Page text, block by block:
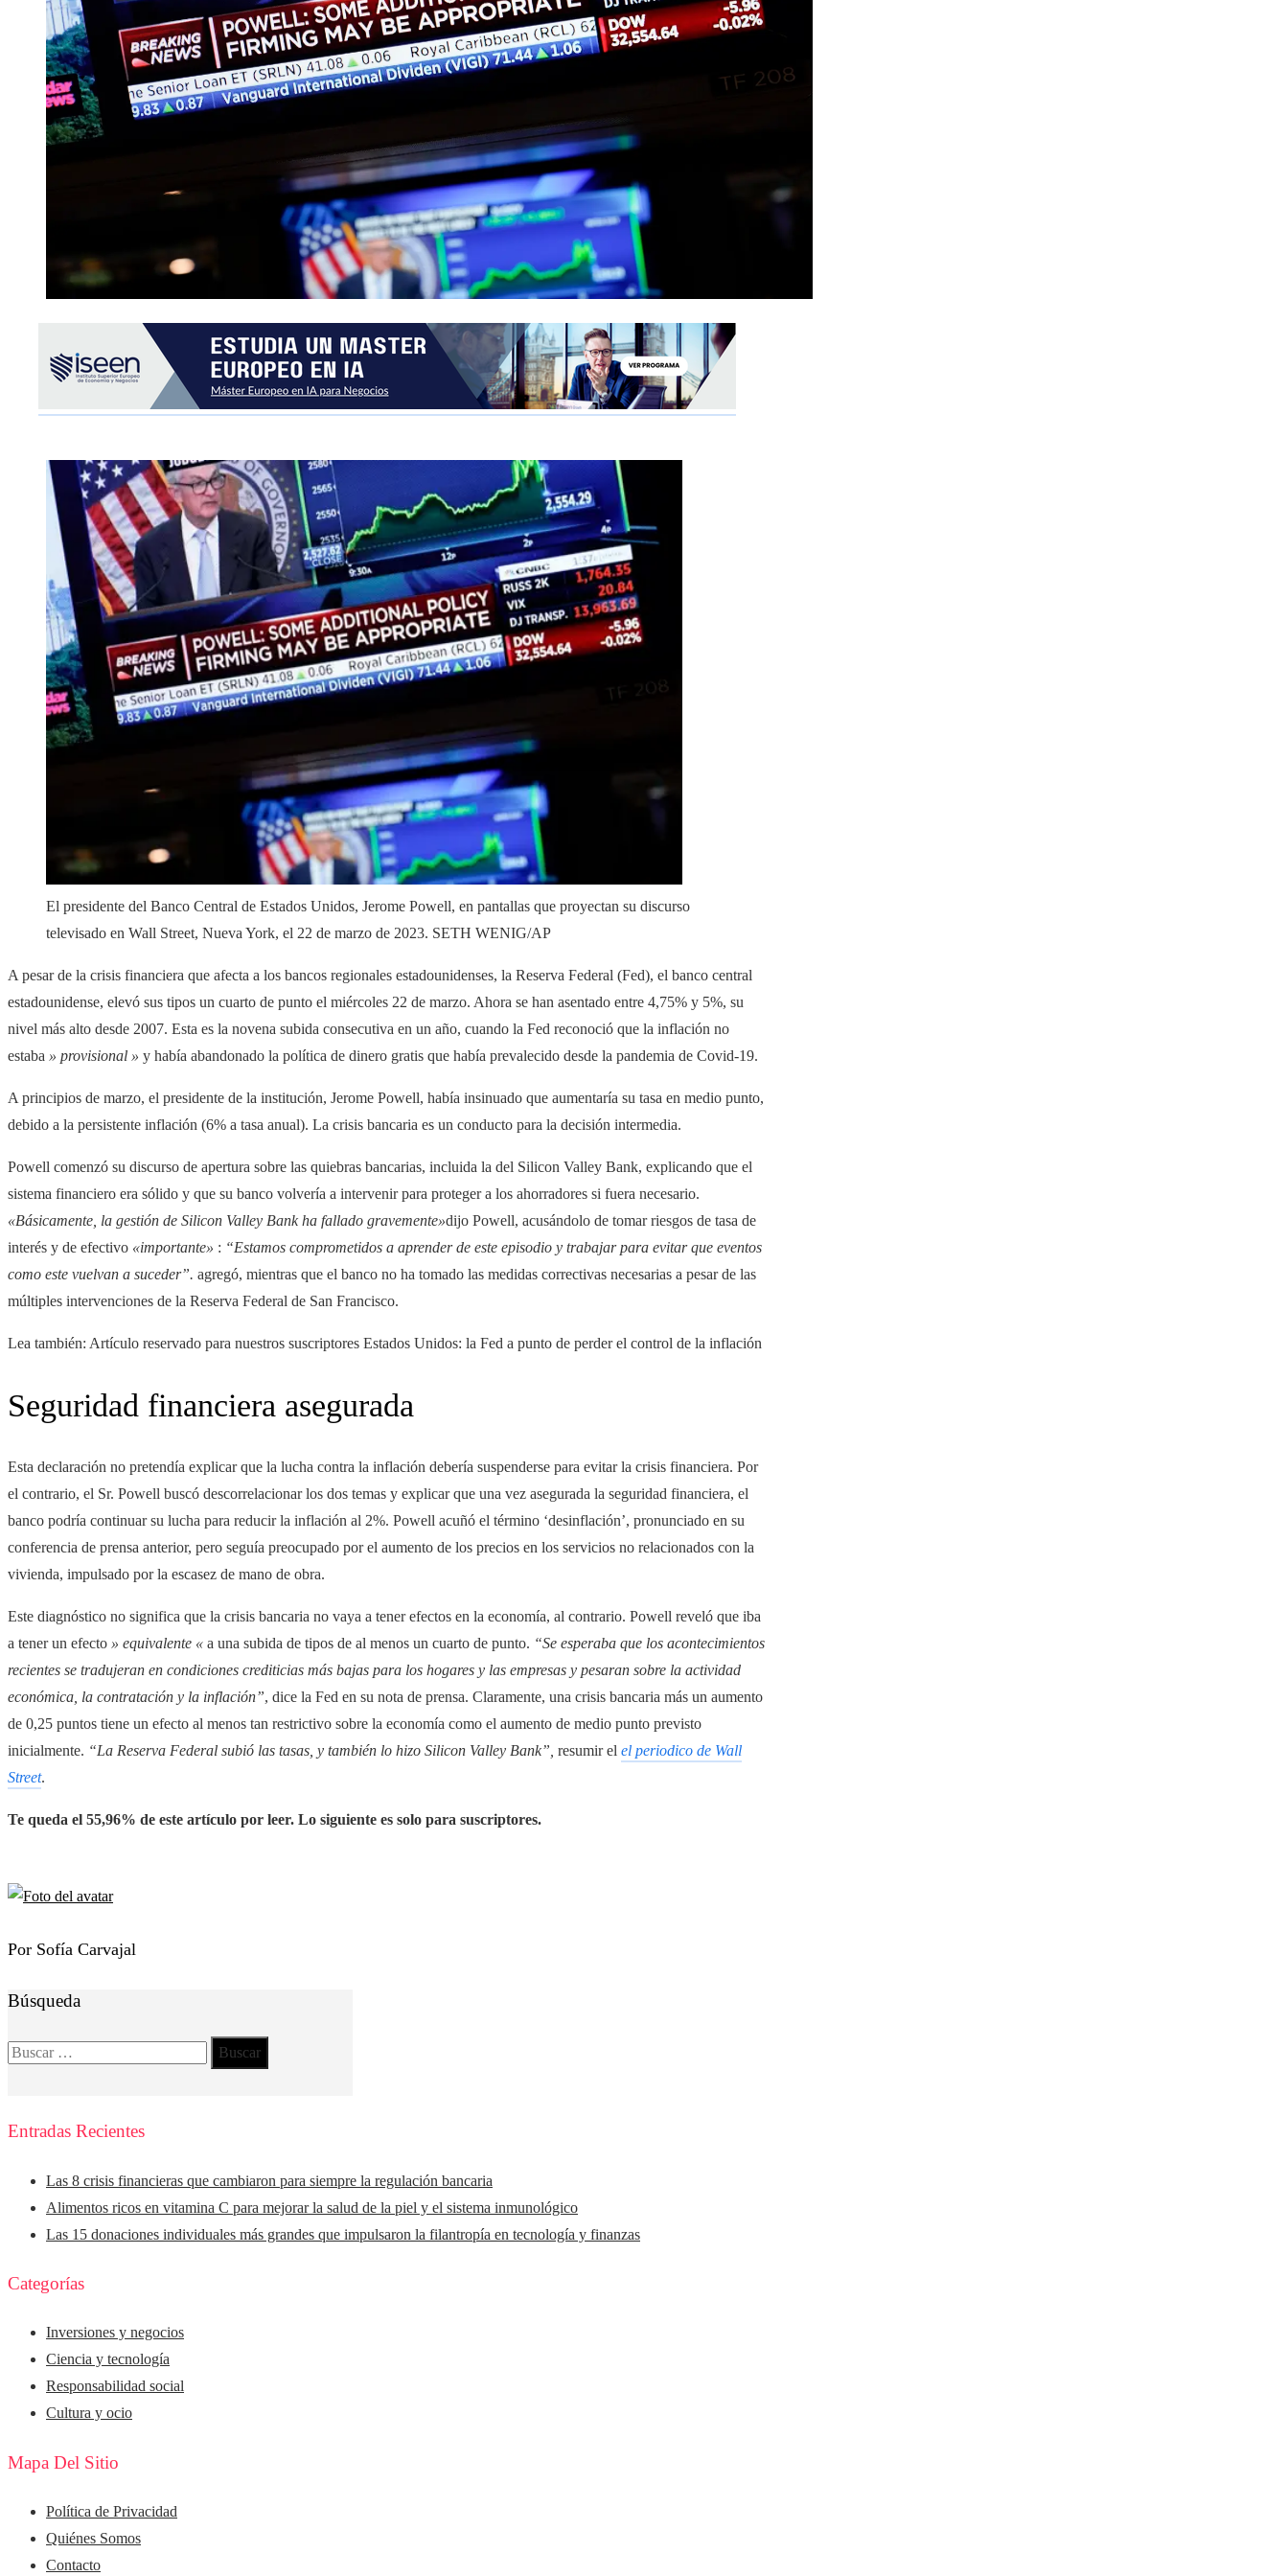
El presidente del Banco Central de Estados Unidos, Jerome Powell, en pantallas que proyectan su discurso
televisado en Wall Street, Nueva York, el 22 de marzo de 2023. SETH WENIG/AP
A pesar de la crisis financiera que afecta a los bancos regionales estadounidenses, la Reserva Federal (Fed), el banco central
estadounidense, elevó sus tipos un cuarto de punto el miércoles 22 de marzo. Ahora se han asentado entre 4,75% y 5%, su
nivel más alto desde 2007. Esta es la novena subida consecutiva en un año, cuando la Fed reconoció que la inflación no
estaba » provisional » y había abandonado la política de dinero gratis que había prevalecido desde la pandemia de Covid-19.
A principios de marzo, el presidente de la institución, Jerome Powell, había insinuado que aumentaría su tasa en medio punto,
debido a la persistente inflación (6% a tasa anual). La crisis bancaria es un conducto para la decisión intermedia.
Powell comenzó su discurso de apertura sobre las quiebras bancarias, incluida la del Silicon Valley Bank, explicando que el
sistema financiero era sólido y que su banco volvería a intervenir para proteger a los ahorradores si fuera necesario.
«Básicamente, la gestión de Silicon Valley Bank ha fallado gravemente»dijo Powell, acusándolo de tomar riesgos de tasa de
interés y de efectivo «importante» : “Estamos comprometidos a aprender de este episodio y trabajar para evitar que eventos
como este vuelvan a suceder”. agregó, mientras que el banco no ha tomado las medidas correctivas necesarias a pesar de las
múltiples intervenciones de la Reserva Federal de San Francisco.
Lea también: Artículo reservado para nuestros suscriptores Estados Unidos: la Fed a punto de perder el control de la inflación
Seguridad financiera asegurada
Esta declaración no pretendía explicar que la lucha contra la inflación debería suspenderse para evitar la crisis financiera. Por
el contrario, el Sr. Powell buscó descorrelacionar los dos temas y explicar que una vez asegurada la seguridad financiera, el
banco podría continuar su lucha para reducir la inflación al 2%. Powell acuñó el término ‘desinflación’, pronunciado en su
conferencia de prensa anterior, pero seguía preocupado por el aumento de los precios en los servicios no relacionados con la
vivienda, impulsado por la escasez de mano de obra.
Este diagnóstico no significa que la crisis bancaria no vaya a tener efectos en la economía, al contrario. Powell reveló que iba
a tener un efecto » equivalente « a una subida de tipos de al menos un cuarto de punto. “Se esperaba que los acontecimientos
recientes se tradujeran en condiciones crediticias más bajas para los hogares y las empresas y pesaran sobre la actividad
económica, la contratación y la inflación”, dice la Fed en su nota de prensa. Claramente, una crisis bancaria más un aumento
de 0,25 puntos tiene un efecto al menos tan restrictivo sobre la economía como el aumento de medio punto previsto
inicialmente. “La Reserva Federal subió las tasas, y también lo hizo Silicon Valley Bank”, resumir el el periodico de Wall
Street.
Te queda el 55,96% de este artículo por leer. Lo siguiente es solo para suscriptores.
Por Sofía Carvajal
Búsqueda
Buscar:
Entradas Recientes
Las 8 crisis financieras que cambiaron para siempre la regulación bancaria
Alimentos ricos en vitamina C para mejorar la salud de la piel y el sistema inmunológico
Las 15 donaciones individuales más grandes que impulsaron la filantropía en tecnología y finanzas
Categorías
Inversiones y negocios
Ciencia y tecnología
Responsabilidad social
Cultura y ocio
Mapa Del Sitio
Política de Privacidad
Quiénes Somos
Contacto